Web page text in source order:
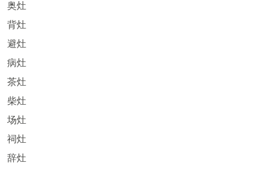
奥灶
背灶
避灶
病灶
茶灶
柴灶
场灶
祠灶
辞灶